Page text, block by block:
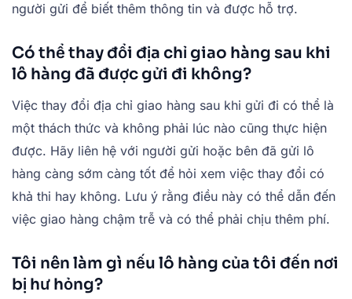
người gửi để biết thêm thông tin và được hỗ trợ.
Có thể thay đổi địa chỉ giao hàng sau khi
lô hàng đã được gửi đi không?
Việc thay đổi địa chỉ giao hàng sau khi gửi đi có thể là
một thách thức và không phải lúc nào cũng thực hiện
được. Hãy liên hệ với người gửi hoặc bên đã gửi lô
hàng càng sớm càng tốt để hỏi xem việc thay đổi có
khả thi hay không. Lưu ý rằng điều này có thể dẫn đến
việc giao hàng chậm trễ và có thể phải chịu thêm phí.
Tôi nên làm gì nếu lô hàng của tôi đến nơi
bị hư hỏng?